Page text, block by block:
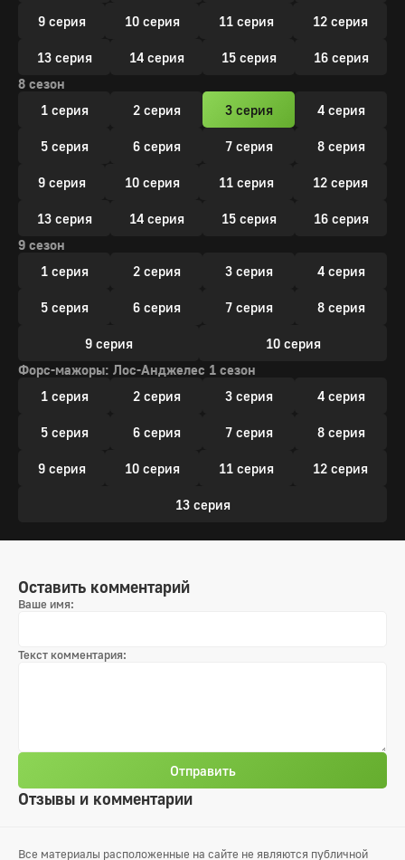
9 серия 10 серия 11 серия 12 серия
13 серия 14 серия 15 серия
16 серия
8 сезон
1 серия
2 серия 3 серия 4 серия
5 серия 6 серия 7 серия 8 серия
9 серия 10 серия 11 серия 12 серия
13 серия 14 серия 15 серия
16 серия
9 сезон
1 серия
2 серия 3 серия 4 серия
5 серия 6 серия 7 серия 8 серия
9 серия
10 серия
Форс-мажоры: Лос-Анджелес 1 сезон
1 серия
2 серия 3 серия 4 серия
5 серия 6 серия 7 серия 8 серия
9 серия 10 серия 11 серия 12 серия
13 серия
Отзывы и комментарии
Оставить комментарий
Ваше имя:
Текст комментария:
Отправить
Все материалы расположенные на сайте не являются публичной